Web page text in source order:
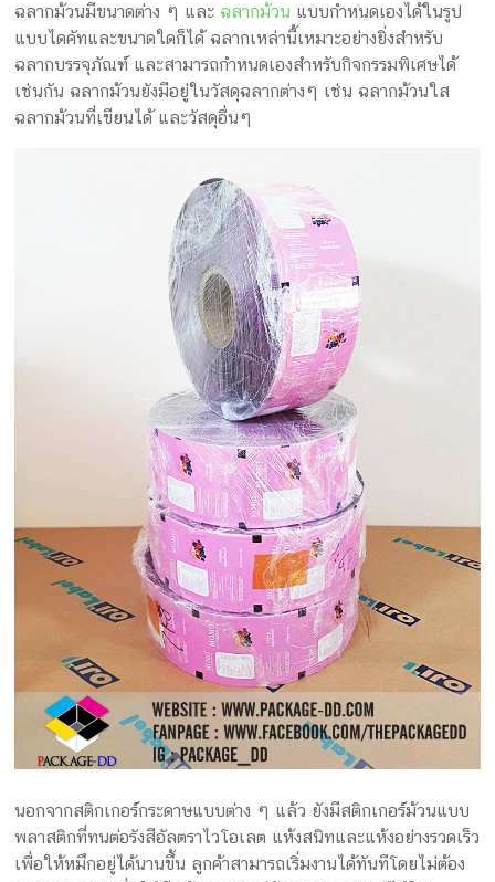
รับ
ทำ
กล่อง
สบู่
รับ
ฉลากม้วนมีขนาดต่าง ๆ และฉลากม้วน แบบกำหนดเองได้ในรูป
แบบไดคัทและขนาดใดก็ได้ ฉลากเหล่านี้เหมาะอย่างยิ่งสำหรับ
ฉลากบรรจุภัณฑ์ และสามารถกำหนดเองสำหรับกิจกรรมพิเศษได้
เช่นกัน ฉลากม้วนยังมีอยู่ในวัสดุฉลากต่างๆ เช่น ฉลากม้วนใส
ฉลากม้วนที่เขียนได้ และวัสดุอื่นๆ
นอกจากสติกเกอร์กระดาษแบบต่าง ๆ แล้ว ยังมีสติกเกอร์ม้วนแบบ
พลาสติกที่ทนต่อรังสีอัลตราไวโอเลต แห้งสนิทและแห้งอย่างรวดเร็ว
เพื่อให้หมึกอยู่ได้นานขึ้น ลูกค้าสามารถเริ่มงานได้ทันทีโดยไม่ต้อง